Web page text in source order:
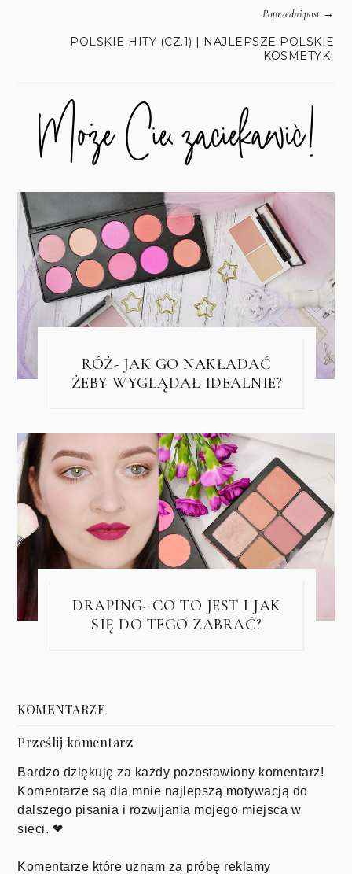
Poprzedni post→
POLSKIE HITY (CZ.1) | NAJLEPSZE POLSKIE
KOSMETYKI
RÓŻ- JAK GO NAKŁADAĆ
ŻEBY WYGLĄDAŁ IDEALNIE?
DRAPING- CO TO JEST I JAK
SIĘ DO TEGO ZABRAĆ?
KOMENTARZE
Prześlij komentarz
Bardzo dziękuję za każdy pozostawiony komentarz!
Komentarze są dla mnie najlepszą motywacją do
dalszego pisania i rozwijania mojego miejsca w
sieci. ❤
Komentarze które uznam za próbę reklamy